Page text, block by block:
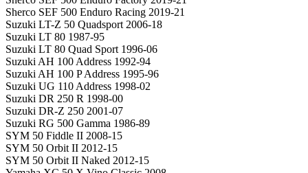
Sherco SEF 500 Enduro Racing 2019-21
Suzuki LT-Z 50 Quadsport 2006-18
Suzuki LT 80 1987-95
Suzuki LT 80 Quad Sport 1996-06
Suzuki AH 100 Address 1992-94
Suzuki AH 100 P Address 1995-96
Suzuki UG 110 Address 1998-02
Suzuki DR 250 R 1998-00
Suzuki DR-Z 250 2001-07
Suzuki RG 500 Gamma 1986-89
SYM 50 Fiddle II 2008-15
SYM 50 Orbit II 2012-15
SYM 50 Orbit II Naked 2012-15